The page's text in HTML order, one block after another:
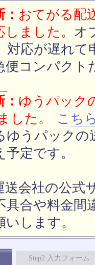
おてがる配
ました。 オ
対応が遅れ
便コンパクト
ゆうパック
した。
こち
ゆうパックの
定です。
送会社の公式
具合や料金間
します。
Step2 入力フォーム